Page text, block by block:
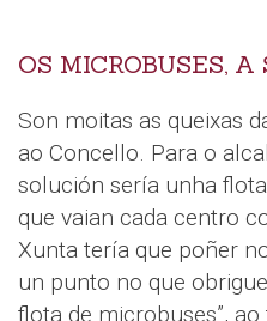
OS MICROBUSES, A
Son moitas as queixas
ao Concello. Para o
solución sería unha
que vaian cada centro
Xunta tería que poñer
un punto no que
flota de microbuses”,